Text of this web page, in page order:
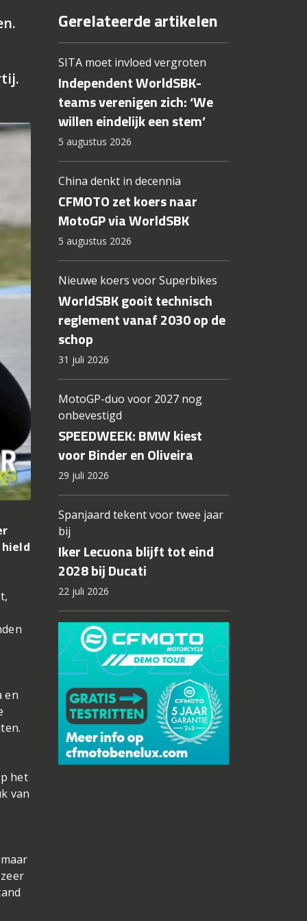
en
het
van
Gerelateerde artikelen
SITA moet invloed vergroten
Independent WorldSBK-
teams verenigen zich: ‘We
willen eindelijk een stem’
5 augustus 2026
China denkt in decennia
CFMOTO zet koers naar
MotoGP via WorldSBK
5 augustus 2026
Nieuwe koers voor Superbikes
WorldSBK gooit technisch
reglement vanaf 2030 op de
schop
31 juli 2026
MotoGP-duo voor 2027 nog
onbevestigd
SPEEDWEEK: BMW kiest
voor Binder en Oliveira
29 juli 2026
Spanjaard tekent voor twee jaar
bij
Iker Lecuona blijft tot eind
2028 bij Ducati
22 juli 2026